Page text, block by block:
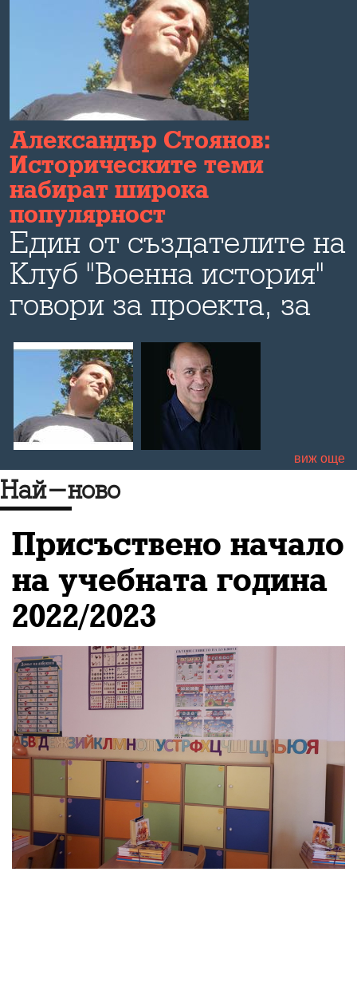
Александър Стоянов:
Историческите теми
набират широка
популярност
Един от създателите на
Клуб "Военна история"
говори за проекта, за
отношението на хората
към историята, за
българското
образование и за
начина то да има
светло бъдеще
виж още
Най-ново
Присъствено начало
на учебната година
2022/2023